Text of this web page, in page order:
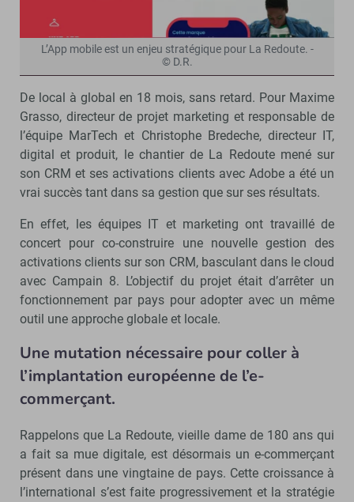
L’App mobile est un enjeu stratégique pour La Redoute. -
© D.R.
De local à global en 18 mois, sans retard. Pour Maxime
Grasso, directeur de projet marketing et responsable de
l’équipe MarTech et Christophe Bredeche, directeur IT,
digital et produit, le chantier de La Redoute mené sur
son CRM et ses activations clients avec Adobe a été un
vrai succès tant dans sa gestion que sur ses résultats.
En effet, les équipes IT et marketing ont travaillé de
concert pour co-construire une nouvelle gestion des
activations clients sur son CRM, basculant dans le cloud
avec Campain 8. L’objectif du projet était d’arrêter un
fonctionnement par pays pour adopter avec un même
outil une approche globale et locale.
Une mutation nécessaire pour coller à
l’implantation européenne de l’e-
commerçant.
Rappelons que La Redoute, vieille dame de 180 ans qui
a fait sa mue digitale, est désormais un e-commerçant
présent dans une vingtaine de pays. Cette croissance à
l’international s’est faite progressivement et la stratégie